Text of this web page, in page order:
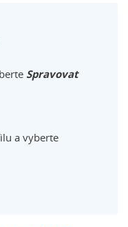
Spravovat
a vyberte